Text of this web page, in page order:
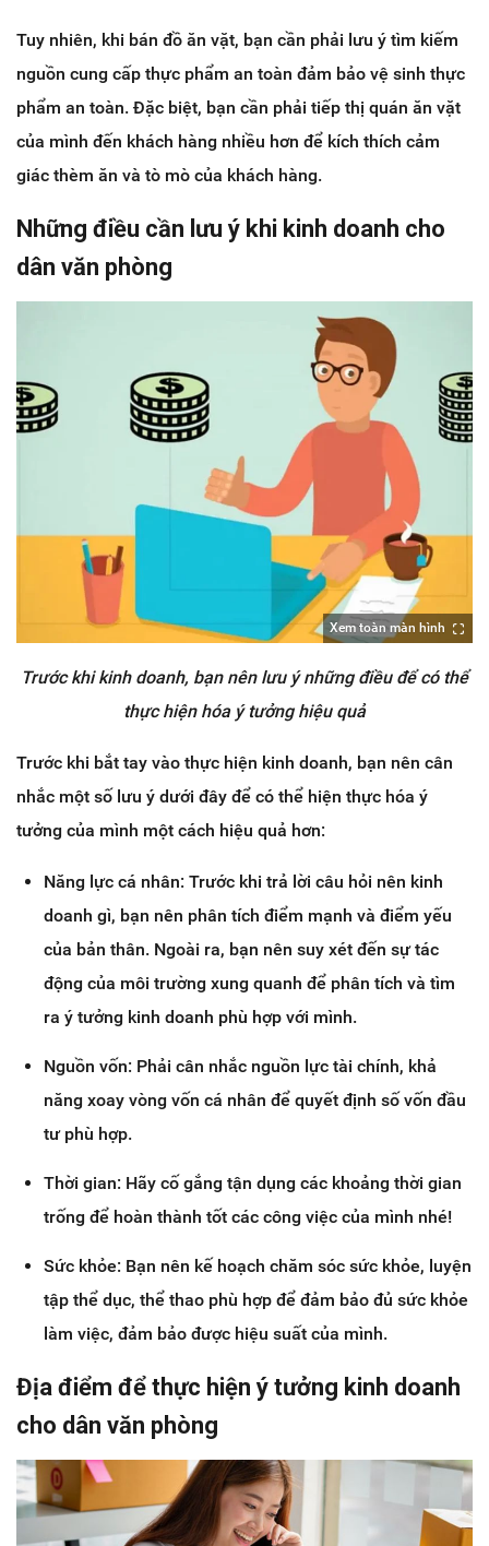
Tuy nhiên, khi bán đồ ăn vặt, bạn cần phải lưu ý tìm kiếm
nguồn cung cấp thực phẩm an toàn đảm bảo vệ sinh thực
phẩm an toàn. Đặc biệt, bạn cần phải tiếp thị quán ăn vặt
của mình đến khách hàng nhiều hơn để kích thích cảm
giác thèm ăn và tò mò của khách hàng.
Những điều cần lưu ý khi kinh doanh cho
dân văn phòng
Xem toàn màn hình
Trước khi kinh doanh, bạn nên lưu ý những điều để có thể
thực hiện hóa ý tưởng hiệu quả
Trước khi bắt tay vào thực hiện kinh doanh, bạn nên cân
nhắc một số lưu ý dưới đây để có thể hiện thực hóa ý
tưởng của mình một cách hiệu quả hơn:
Năng lực cá nhân: Trước khi trả lời câu hỏi nên kinh
doanh gì, bạn nên phân tích điểm mạnh và điểm yếu
của bản thân. Ngoài ra, bạn nên suy xét đến sự tác
động của môi trường xung quanh để phân tích và tìm
ra ý tưởng kinh doanh phù hợp với mình.
Nguồn vốn: Phải cân nhắc nguồn lực tài chính, khả
năng xoay vòng vốn cá nhân để quyết định số vốn đầu
tư phù hợp.
Thời gian: Hãy cố gắng tận dụng các khoảng thời gian
trống để hoàn thành tốt các công việc của mình nhé!
Sức khỏe: Bạn nên kế hoạch chăm sóc sức khỏe, luyện
tập thể dục, thể thao phù hợp để đảm bảo đủ sức khỏe
làm việc, đảm bảo được hiệu suất của mình.
Địa điểm để thực hiện ý tưởng kinh doanh
cho dân văn phòng